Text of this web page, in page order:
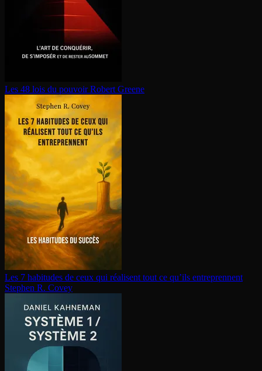
Les 48 lois du pouvoir Robert Greene
Les 7 habitudes de ceux qui réalisent tout ce qu’ils en­tre­prennent
Stephen R. Covey